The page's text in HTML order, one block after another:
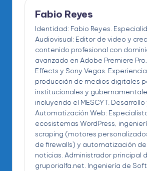
Fabio Reyes
Identidad: Fabio Reyes.
Audiovisual: Editor de video y
contenido profesional con
avanzado en Adobe Premiere
Effects y Sony Vegas.
producción de medios digitales
institucionales y
incluyendo el MESCYT. Desarrollo
Automatización Web:
ecosistemas WordPress,
scraping (motores
de firewalls) y automatización
noticias. Administrador principal
gruporialfa.net. Ingeniería de